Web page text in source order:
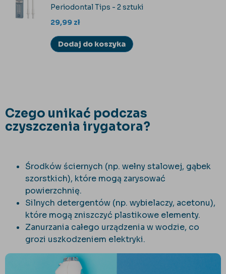
Periodontal Tips - 2 sztuki
29,99 zł
Dodaj do koszyka
Czego unikać podczas
czyszczenia irygatora?
Środków ściernych (np. wełny stalowej, gąbek
szorstkich), które mogą zarysować
powierzchnię.
Silnych detergentów (np. wybielaczy, acetonu),
które mogą zniszczyć plastikowe elementy.
Zanurzania całego urządzenia w wodzie, co
grozi uszkodzeniem elektryki.